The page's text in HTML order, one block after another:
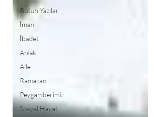
Bütün Yazılar
İman
İbadet
Ahlak
Aile
Ramazan
Peygamberimiz
Sosyal Hayat